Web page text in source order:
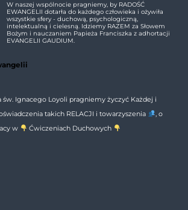
W naszej wspólnocie pragniemy, by RADOŚĆ
EWANGELII dotarła do każdego człowieka i ożywiła
wszystkie sfery - duchową, psychologiczną,
intelektualną i cielesną. Idziemy RAZEM za Słowem
Bożym i nauczaniem Papieża Franciszka z adhortacji
EVANGELII GAUDIUM.
Ignacego Loyoli pragniemy życzyć Każdej i
takich RELACJI i towarzyszenia
, o
w
Ćwiczeniach Duchowych